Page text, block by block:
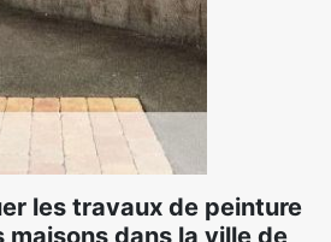
les travaux de peinture
dans la ville de